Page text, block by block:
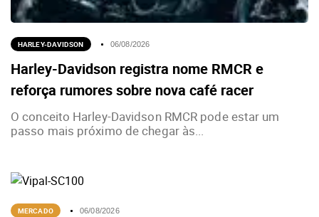
HARLEY-DAVIDSON 06/08/2026
Harley-Davidson registra nome RMCR e
reforça rumores sobre nova café racer
O conceito Harley-Davidson RMCR pode estar um
passo mais próximo de chegar às...
MERCADO 06/08/2026